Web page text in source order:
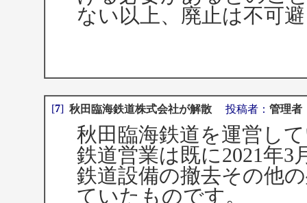
ない以上、廃止は不可
[7] 秋田臨海鉄道株式会社が解散投稿者： 管理者
秋田臨海鉄道を運営し
鉄道営業は既に2021年
鉄道設備の撤去その他
ていたものです。